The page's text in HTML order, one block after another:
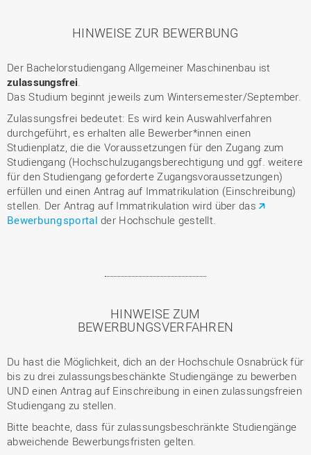
HINWEISE ZUR BEWERBUNG
Der Bachelorstudiengang Allgemeiner Maschinenbau ist
zulassungsfrei.
Das Studium beginnt jeweils zum Wintersemester/September.
Zulassungsfrei bedeutet: Es wird kein Auswahlverfahren
durchgeführt, es erhalten alle Bewerber*innen einen
Studienplatz, die die Voraussetzungen für den Zugang zum
Studiengang (Hochschulzugangsberechtigung und ggf. weitere
für den Studiengang geforderte Zugangsvoraussetzungen)
erfüllen und einen Antrag auf Immatrikulation (Einschreibung)
stellen. Der Antrag auf Immatrikulation wird über das
Bewerbungsportalder Hochschule gestellt.
HINWEISE ZUM
BEWERBUNGSVERFAHREN
Du hast die Möglichkeit, dich an der Hochschule Osnabrück für
bis zu drei zulassungsbeschänkte Studiengänge zu bewerben
UND einen Antrag auf Einschreibung in einen zulassungsfreien
Studiengang zu stellen.
Bitte beachte, dass für zulassungsbeschränkte Studiengänge
abweichende Bewerbungsfristen gelten.